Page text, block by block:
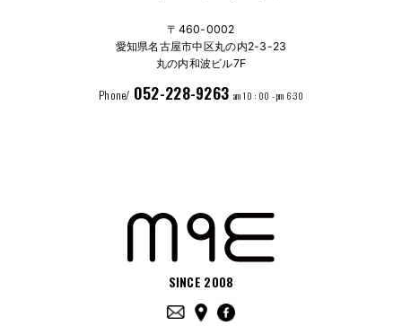
〒460-0002
愛知県名古屋市中区丸の内2-3-23
丸の内和波ビル7F
Phone/ 052-228-9263 am 10 : 00 - pm 6:30
SINCE 2008